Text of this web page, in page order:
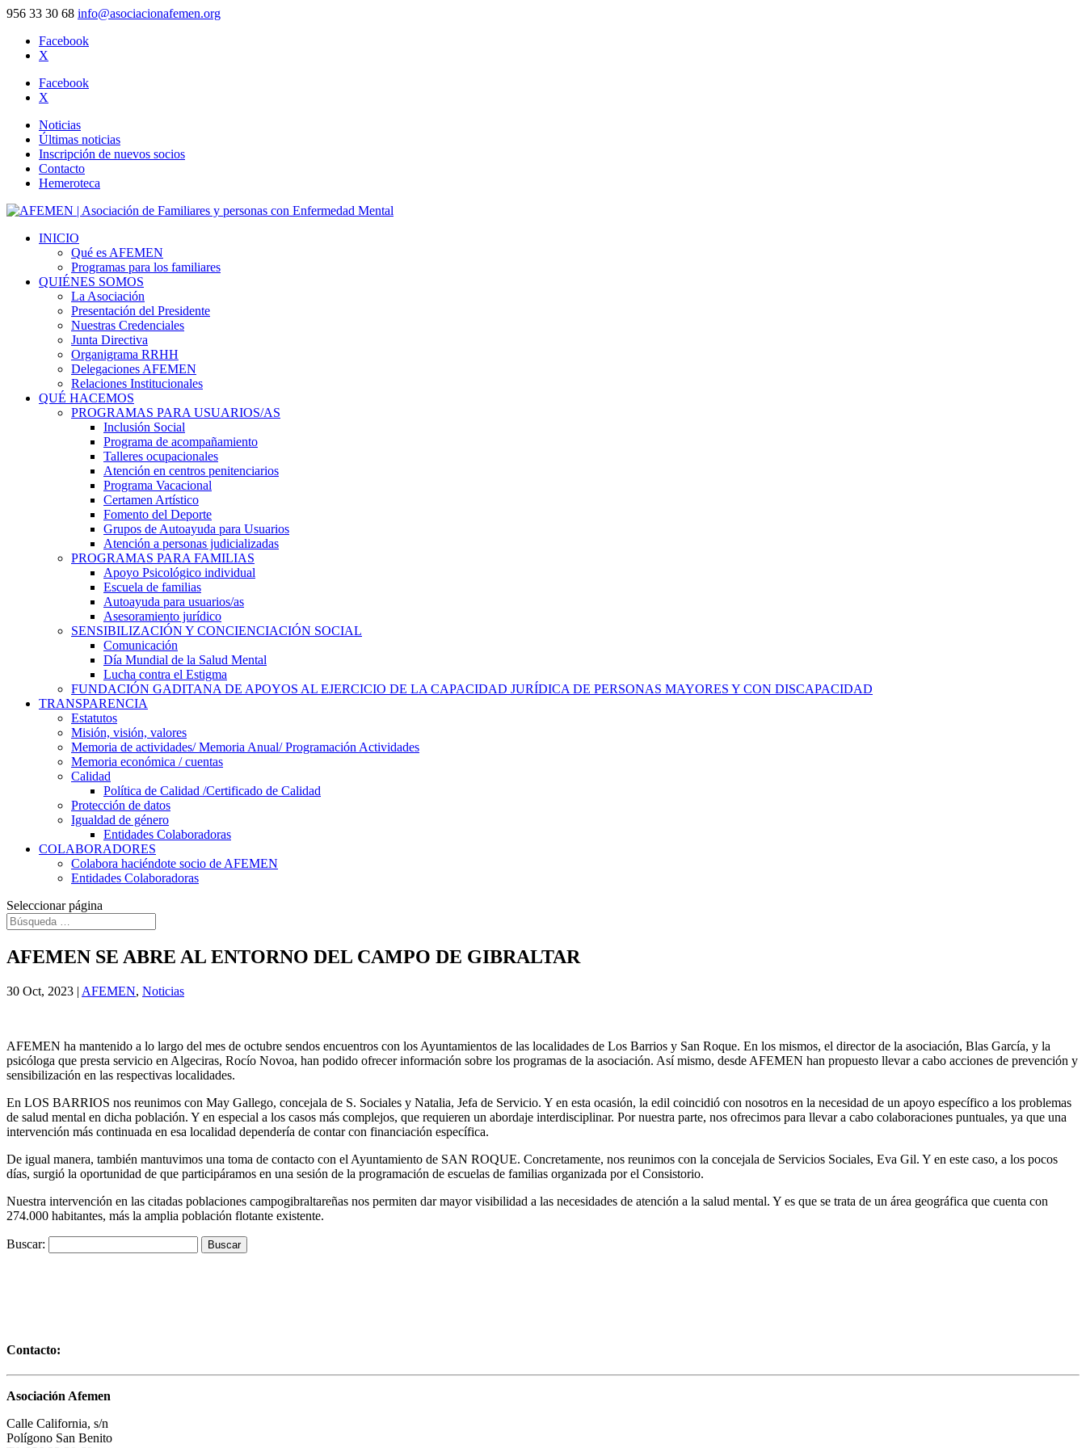
956 33 30 68 info@asociacionafemen.org
Facebook
X
Facebook
X
Noticias
Últimas noticias
Inscripción de nuevos socios
Contacto
Hemeroteca
INICIO
Qué es AFEMEN
Programas para los familiares
QUIÉNES SOMOS
La Asociación
Presentación del Presidente
Nuestras Credenciales
Junta Directiva
Organigrama RRHH
Delegaciones AFEMEN
Relaciones Institucionales
QUÉ HACEMOS
PROGRAMAS PARA USUARIOS/AS
Inclusión Social
Programa de acompañamiento
Talleres ocupacionales
Atención en centros penitenciarios
Programa Vacacional
Certamen Artístico
Fomento del Deporte
Grupos de Autoayuda para Usuarios
Atención a personas judicializadas
PROGRAMAS PARA FAMILIAS
Apoyo Psicológico individual
Escuela de familias
Autoayuda para usuarios/as
Asesoramiento jurídico
SENSIBILIZACIÓN Y CONCIENCIACIÓN SOCIAL
Comunicación
Día Mundial de la Salud Mental
Lucha contra el Estigma
FUNDACIÓN GADITANA DE APOYOS AL EJERCICIO DE LA CAPACIDAD JURÍDICA DE PERSONAS MAYORES Y CON DISCAPACIDAD
TRANSPARENCIA
Estatutos
Misión, visión, valores
Memoria de actividades/ Memoria Anual/ Programación Actividades
Memoria económica / cuentas
Calidad
Política de Calidad /Certificado de Calidad
Protección de datos
Igualdad de género
Entidades Colaboradoras
COLABORADORES
Colabora haciéndote socio de AFEMEN
Entidades Colaboradoras
Seleccionar página
AFEMEN SE ABRE AL ENTORNO DEL CAMPO DE GIBRALTAR
30 Oct, 2023 | AFEMEN, Noticias
AFEMEN ha mantenido a lo largo del mes de octubre sendos encuentros con los Ayuntamientos de las localidades de Los Barrios y San Roque. En los mismos, el director de la asociación, Blas García, y la
psicóloga que presta servicio en Algeciras, Rocío Novoa, han podido ofrecer información sobre los programas de la asociación. Así mismo, desde AFEMEN han propuesto llevar a cabo acciones de prevención y
sensibilización en las respectivas localidades.
En LOS BARRIOS nos reunimos con May Gallego, concejala de S. Sociales y Natalia, Jefa de Servicio. Y en esta ocasión, la edil coincidió con nosotros en la necesidad de un apoyo específico a los problemas
de salud mental en dicha población. Y en especial a los casos más complejos, que requieren un abordaje interdisciplinar. Por nuestra parte, nos ofrecimos para llevar a cabo colaboraciones puntuales, ya que una
intervención más continuada en esa localidad dependería de contar con financiación específica.
De igual manera, también mantuvimos una toma de contacto con el Ayuntamiento de SAN ROQUE. Concretamente, nos reunimos con la concejala de Servicios Sociales, Eva Gil. Y en este caso, a los pocos
días, surgió la oportunidad de que participáramos en una sesión de la programación de escuelas de familias organizada por el Consistorio.
Nuestra intervención en las citadas poblaciones campogibraltareñas nos permiten dar mayor visibilidad a las necesidades de atención a la salud mental. Y es que se trata de un área geográfica que cuenta con
274.000 habitantes, más la amplia población flotante existente.
Buscar:
Contacto:
Asociación Afemen
Calle California, s/n
Polígono San Benito